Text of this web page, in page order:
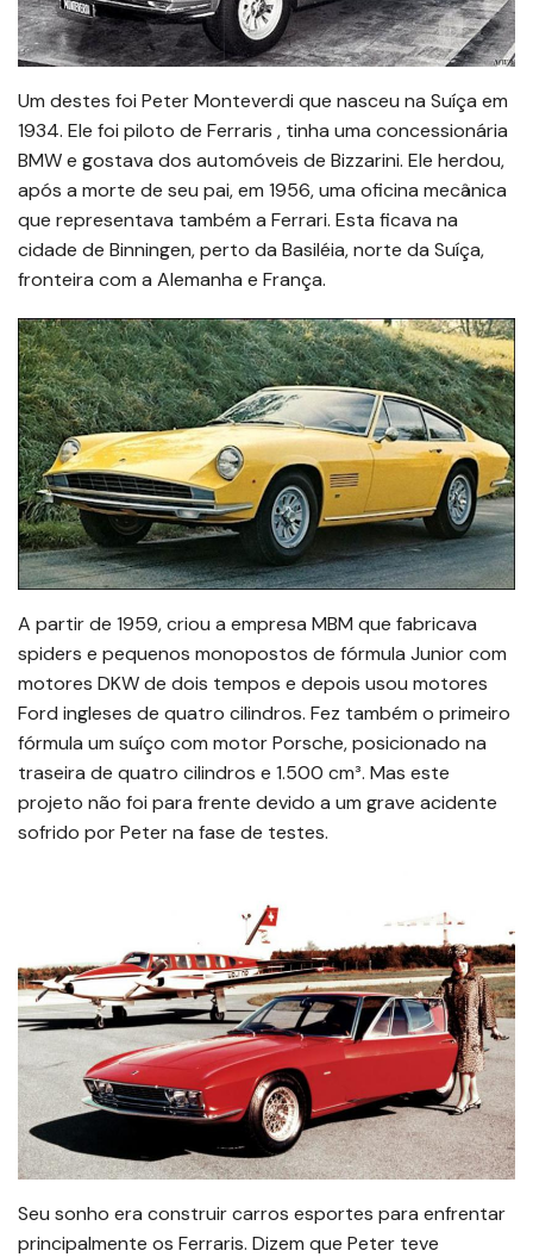
Um destes foi Peter Monteverdi que nasceu na Suíça em
1934. Ele foi piloto de Ferraris , tinha uma concessionária
BMW e gostava dos automóveis de Bizzarini. Ele herdou,
após a morte de seu pai, em 1956, uma oficina mecânica
que representava também a Ferrari. Esta ficava na
cidade de Binningen, perto da Basiléia, norte da Suíça,
fronteira com a Alemanha e França.
A partir de 1959, criou a empresa MBM que fabricava
spiders e pequenos monopostos de fórmula Junior com
motores DKW de dois tempos e depois usou motores
Ford ingleses de quatro cilindros. Fez também o primeiro
fórmula um suíço com motor Porsche, posicionado na
traseira de quatro cilindros e 1.500 cm³. Mas este
projeto não foi para frente devido a um grave acidente
sofrido por Peter na fase de testes.
Seu sonho era construir carros esportes para enfrentar
principalmente os Ferraris. Dizem que Peter teve